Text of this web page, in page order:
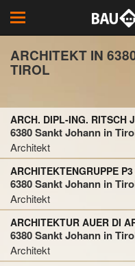
Toggle
navigation
ARCHITEKT IN
TIROL
ARCH. DIPL-ING. RITSCH
6380 Sankt Johann in
Architekt
ARCHITEKTENGRUPPE
6380 Sankt Johann in
Architekt
ARCHITEKTUR AUER DI
6380 Sankt Johann in
Architekt